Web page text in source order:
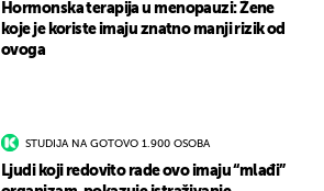
Hormonska terapija u menopauzi: Žene
koje je koriste imaju znatno manji rizik od
ovoga
STUDIJA NA GOTOVO 1.900 OSOBA
Ljudi koji redovito rade ovo imaju “mlađi”